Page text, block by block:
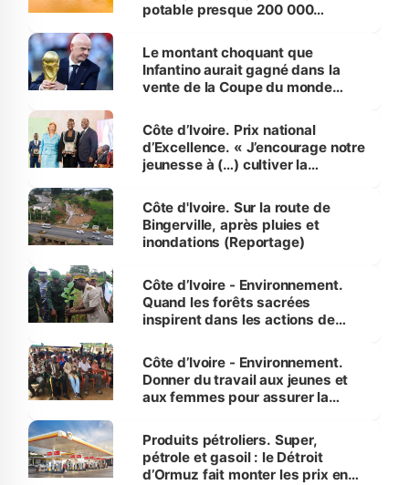
potable presque 200 000
Le montant choquant que
Infantino aurait gagné dans la
vente de la Coupe du monde
Côte d’Ivoire. Prix national
d’Excellence. « J’encourage notre
jeunesse à (…) cultiver la
(Alassane Ouattara
Côte d'Ivoire. Sur la route de
Bingerville, après pluies et
inondations (Reportage)
Côte d’Ivoire - Environnement.
Quand les forêts sacrées
inspirent dans les actions de
Côte d’Ivoire - Environnement.
Donner du travail aux jeunes et
aux femmes pour assurer la
menacées
Produits pétroliers. Super,
pétrole et gasoil : le Détroit
d’Ormuz fait monter les prix en